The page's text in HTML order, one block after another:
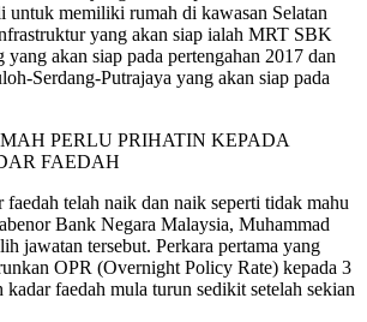
untuk memiliki rumah di kawasan Selatan
yang akan siap ialah MRT SBK
akan siap pada pertengahan 2017 dan
Serdang-Putrajaya yang akan siap pada
PERLU PRIHATIN KEPADA
FAEDAH
faedah telah naik dan naik seperti tidak mahu
Bank Negara Malaysia, Muhammad
jawatan tersebut. Perkara pertama yang
OPR (Overnight Policy Rate) kepada 3
kadar faedah mula turun sedikit setelah sekian